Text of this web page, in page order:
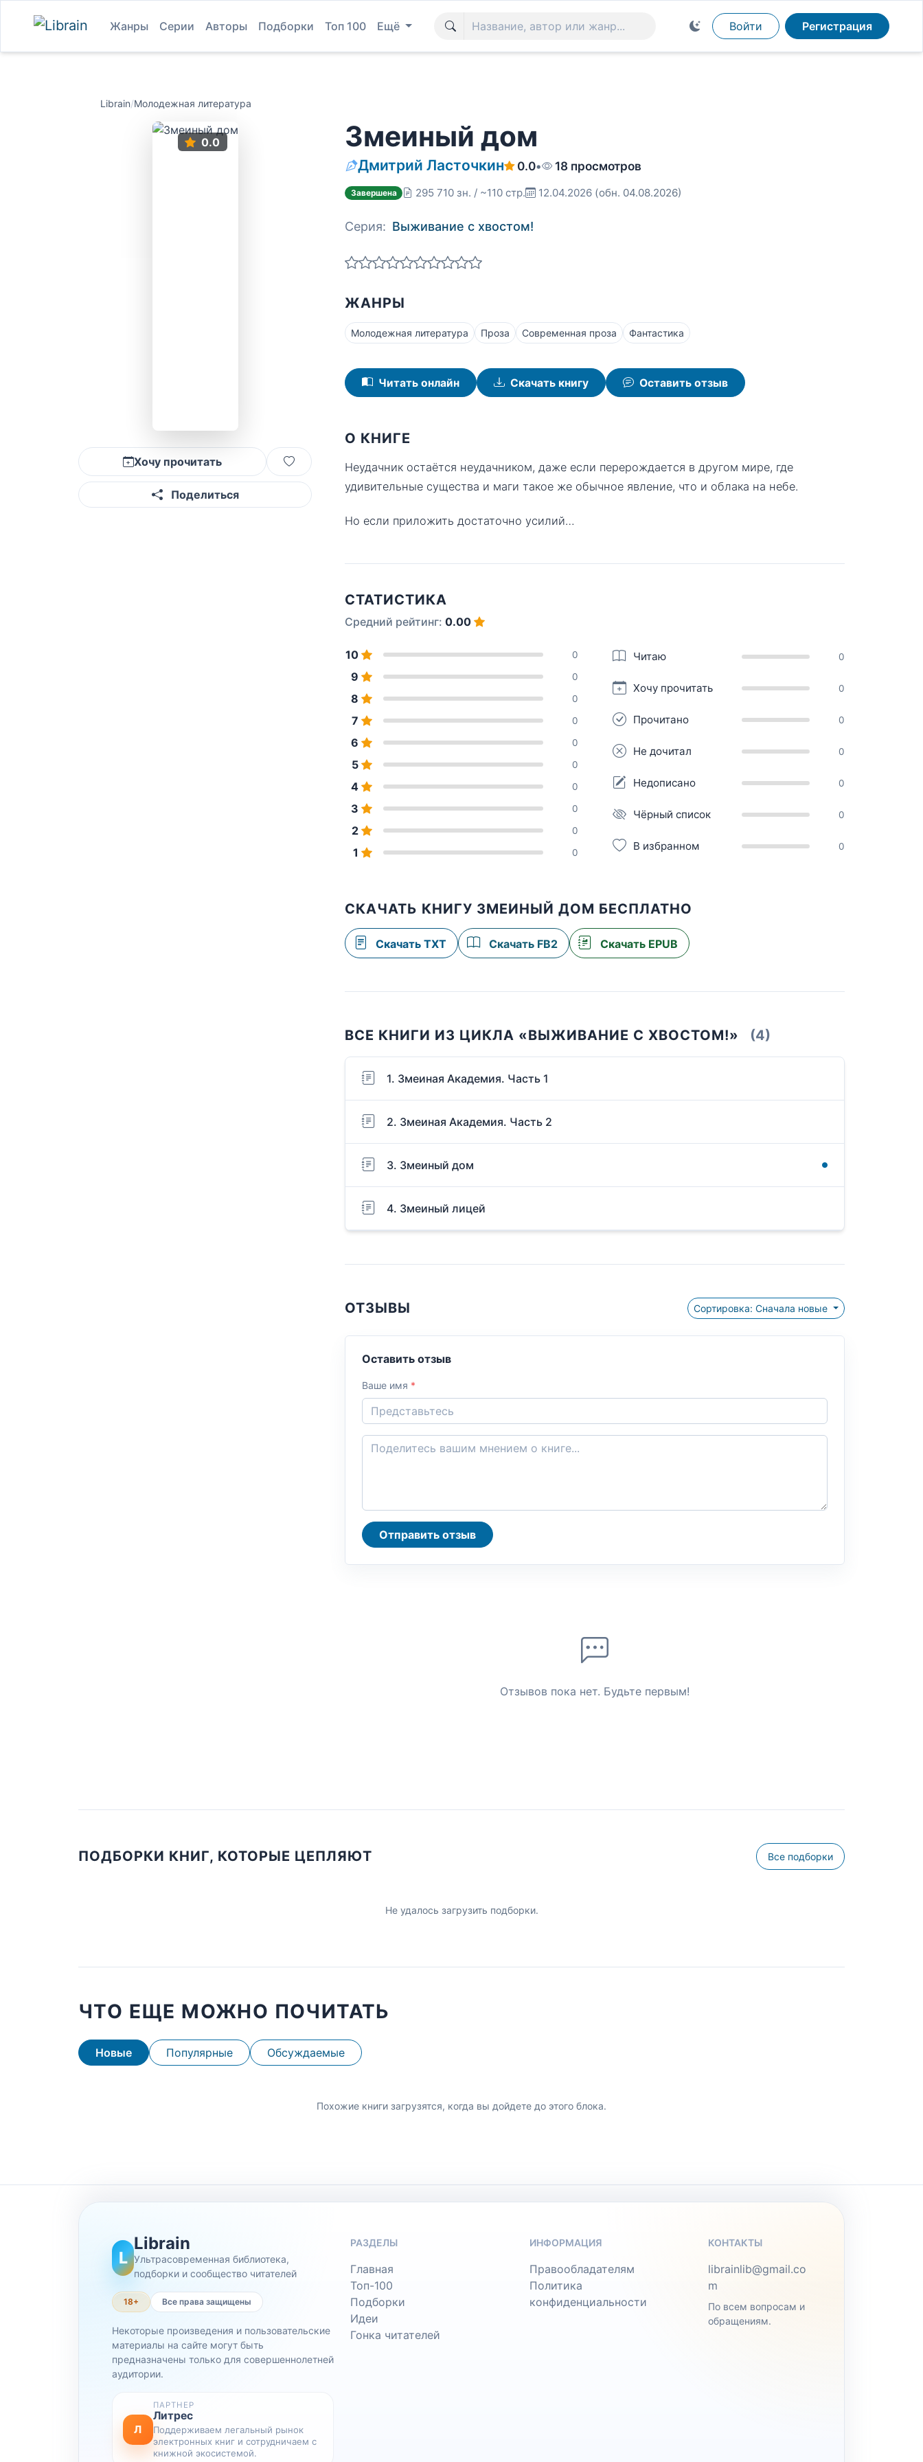
Жанры Серии Авторы Подборки Топ 100 Ещё Войти Регистрация
Librain/Молодежная литература
0.0
Хочу прочитать
Поделиться
Змеиный дом
Дмитрий Ласточкин 0.0• 18 просмотров
Завершена 295 710 зн. / ~110 стр. 12.04.2026 (обн. 04.08.2026)
Серия: Выживание с хвостом!
ЖАНРЫ
Молодежная литература Проза Современная проза Фантастика
Читать онлайн Скачать книгу Оставить отзыв
О КНИГЕ
Неудачник остаётся неудачником, даже если перерождается в другом мире, где
удивительные существа и маги такое же обычное явление, что и облака на небе.
Но если приложить достаточно усилий…
СТАТИСТИКА
Средний рейтинг: 0.00
10 0
9 0
8 0
7 0
6 0
5 0
4 0
3 0
2 0
1 0
Читаю 0
Хочу прочитать 0
Прочитано 0
Не дочитал 0
Недописано 0
Чёрный список 0
В избранном 0
СКАЧАТЬ КНИГУ ЗМЕИНЫЙ ДОМ БЕСПЛАТНО
Скачать TXT Скачать FB2 Скачать EPUB
ВСЕ КНИГИ ИЗ ЦИКЛА «ВЫЖИВАНИЕ С ХВОСТОМ!» (4)
1. Змеиная Академия. Часть 1
2. Змеиная Академия. Часть 2
3. Змеиный дом
4. Змеиный лицей
ОТЗЫВЫ Сортировка: Сначала новые
Оставить отзыв
Ваше имя *
Отправить отзыв
Отзывов пока нет. Будьте первым!
ПОДБОРКИ КНИГ, КОТОРЫЕ ЦЕПЛЯЮТ Все подборки
Не удалось загрузить подборки.
ЧТО ЕЩЕ МОЖНО ПОЧИТАТЬ
Новые Популярные Обсуждаемые
Похожие книги загрузятся, когда вы дойдете до этого блока.
L
Librain
Ультрасовременная библиотека,
подборки и сообщество читателей
18+ Все права защищены
Некоторые произведения и пользовательские
материалы на сайте могут быть
предназначены только для совершеннолетней
аудитории.
Л
ПАРТНЕР
Литрес
Поддерживаем легальный рынок
электронных книг и сотрудничаем с
книжной экосистемой.
РАЗДЕЛЫ
Главная
Топ-100
Подборки
Идеи
Гонка читателей
ИНФОРМАЦИЯ
Правообладателям
Политика
конфиденциальности
КОНТАКТЫ
librainlib@gmail.co
m
По всем вопросам и
обращениям.